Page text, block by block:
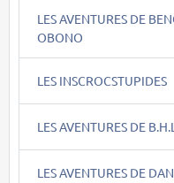
LES AVENTURES DE
OBONO
LES INSCROCSTUPIDES
LES AVENTURES DE
LES AVENTURES DE